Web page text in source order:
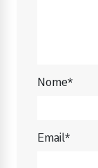
Nome*
Email*